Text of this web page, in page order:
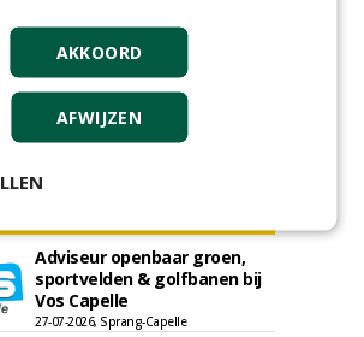
Adviseur openbaar groen,
sportvelden & golfbanen bij
Vos Capelle
27-07-2026, Sprang-Capelle
AKKOORD
AFWIJZEN